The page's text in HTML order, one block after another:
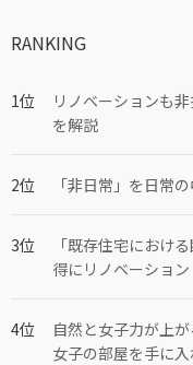
RANKING
リノベーションも
を解説
「非日常」を日常
「既存住宅におけ
得にリノベーション
自然と女子力が上
女子の部屋を手に入